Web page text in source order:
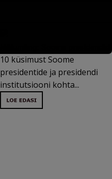
10 küsimust Soome
presidentide ja presidendi
institutsiooni kohta...